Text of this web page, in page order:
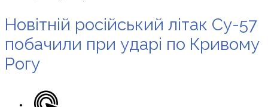
Новітній російський літак Су-57
побачили при ударі по Кривому
Рогу